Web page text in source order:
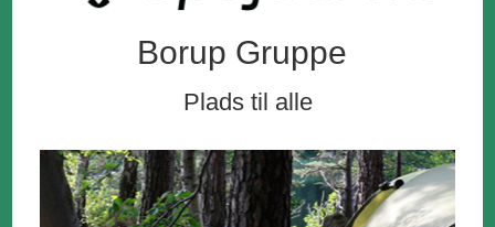
Borup Gruppe
Plads til alle